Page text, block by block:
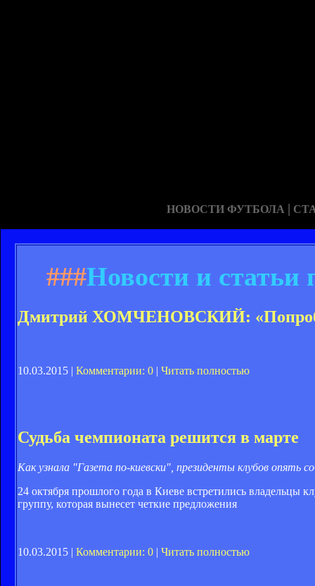
НОВОСТИ ФУТБОЛА |
###Новости и статьи
Дмитрий ХОМЧЕНОВСКИЙ:
10.03.2015 | Комментарии: 0 | Читать полностью
Судьба чемпионата решится в марте
Как узнала "Газета по-киевски", президенты клубов
24 октября прошлого года в Киеве встретились
группу, которая вынесет четкие предложения
10.03.2015 | Комментарии: 0 | Читать полностью